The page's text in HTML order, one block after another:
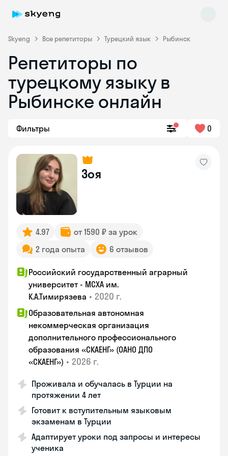
Skyeng Все репетиторы Турецкий язык Рыбинск
Репетиторы по
турецкому языку в
Рыбинске онлайн
Фильтры 0
Зоя
4.97
от 1590 ₽ за урок
2 года опыта
6 отзывов
Российский государственный аграрный
университет - МСХА им.
К.А.Тимирязева • 2020 г.
Образовательная автономная
некоммерческая организация
дополнительного профессионального
образования «СКАЕНГ» (ОАНО ДПО
«СКАЕНГ») • 2026 г.
Проживала и обучалась в Турции на
протяжении 4 лет
Готовит к вступительным языковым
экзаменам в Турции
Адаптирует уроки под запросы и интересы
ученика
Skyeng Chat